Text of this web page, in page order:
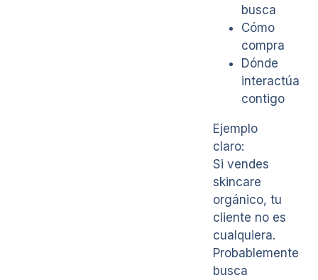
busca
Cómo
compra
Dónde
interactúa
contigo
Ejemplo
claro:
Si vendes
skincare
orgánico, tu
cliente no es
cualquiera.
Probablemente
busca